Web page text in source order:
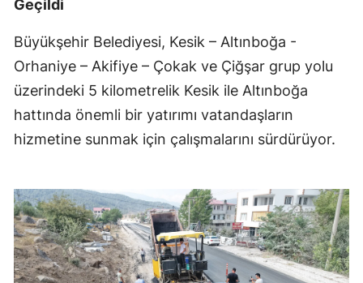
Geçildi
Büyükşehir Belediyesi, Kesik – Altınboğa -
Orhaniye – Akifiye – Çokak ve Çiğşar grup yolu
üzerindeki 5 kilometrelik Kesik ile Altınboğa
hattında önemli bir yatırımı vatandaşların
hizmetine sunmak için çalışmalarını sürdürüyor.